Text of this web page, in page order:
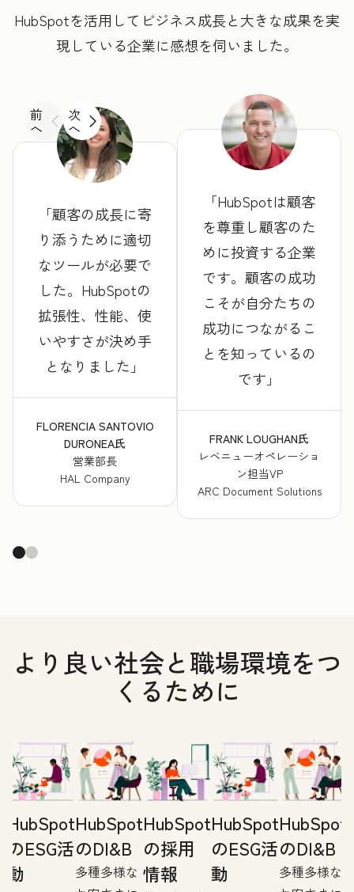
HubSpotを活用してビジネス成長と大きな成果を実
現している企業に感想を伺いました。
前
へ
次
へ
顧客の成長に寄
り添うために適切
なツールが必要で
した。HubSpotの
拡張性、性能、使
いやすさが決め手
となりました
FLORENCIA SANTOVIO
DURONEA氏
営業部長
HAL Company
HubSpotは顧客
を尊重し顧客のた
めに投資する企業
です。顧客の成功
こそが自分たちの
成功につながるこ
とを知っているの
です
FRANK LOUGHAN氏
レベニューオペレーショ
ン担当VP
ARC Document Solutions
より良い社会と職場環境をつ
くるために
HubSpot
のESG活
動
HubSpot
のDI&B
多種多様な
HubSpot
の採用
情報
HubSpot
のESG活
動
HubSpot
のDI&B
多種多様な